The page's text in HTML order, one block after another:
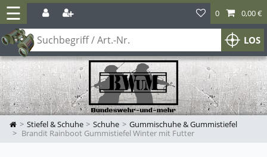
☰
LOS
0 0,00 €
Stiefel & Schuhe Schuhe
Gummischuhe & Gummistiefel
Brandit Rainboot Gummistiefel Winter mit Futter